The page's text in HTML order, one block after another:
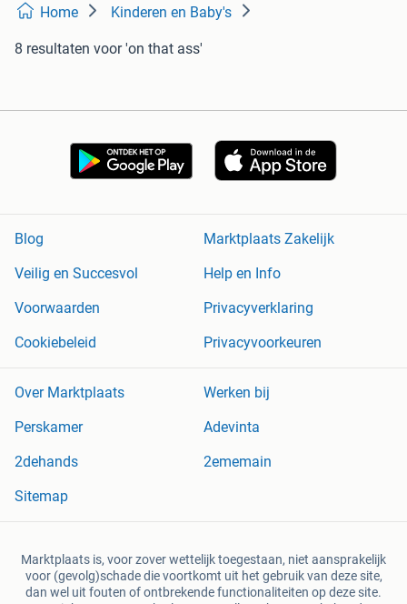
Home Kinderen en Baby's
8 resultaten voor 'on that ass'
Blog
Marktplaats Zakelijk
Veilig en Succesvol
Help en Info
Voorwaarden
Privacyverklaring
Cookiebeleid
Privacyvoorkeuren
Over Marktplaats
Werken bij
Perskamer
Adevinta
2dehands
2ememain
Sitemap
Marktplaats is, voor zover wettelijk toegestaan, niet aansprakelijk
voor (gevolg)schade die voortkomt uit het gebruik van deze site,
dan wel uit fouten of ontbrekende functionaliteiten op deze site.